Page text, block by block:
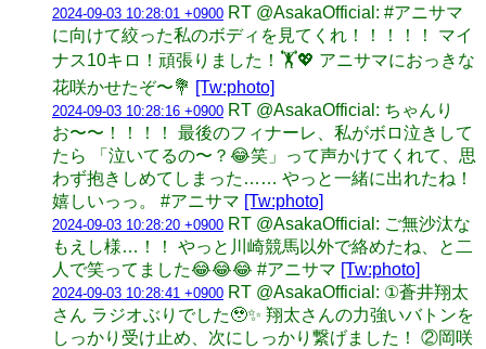
2024-09-03 10:28:01 +0900 RT @AsakaOfficial: #アニサマ
に向けて絞った私のボディを見てくれ！！！！！ マイ
ナス10キロ！頑張りました！🏋️💖 アニサマにおっきな
花咲かせたぞ〜💐 [Tw:photo]
2024-09-03 10:28:16 +0900 RT @AsakaOfficial: ちゃんり
お〜〜！！！！ 最後のフィナーレ、私がボロ泣きして
たら 「泣いてるの〜？😂笑」って声かけてくれて、思
わず抱きしめてしまった…… やっと一緒に出れたね！
嬉しいっっ。 #アニサマ [Tw:photo]
2024-09-03 10:28:20 +0900 RT @AsakaOfficial: ご無沙汰な
もえし様…！！ やっと川崎競馬以外で絡めたね、と二
人で笑ってました😂😂😂 #アニサマ [Tw:photo]
2024-09-03 10:28:41 +0900 RT @AsakaOfficial: ①蒼井翔太
さん ラジオぶりでした🥹✨ 翔太さんの力強いバトンを
しっかり受け止め、次にしっかり繋げました！ ②岡咲